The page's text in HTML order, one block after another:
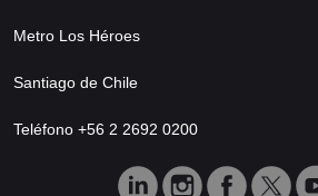
Metro Los Héroes
Santiago de Chile
Teléfono +56 2 2692 0200